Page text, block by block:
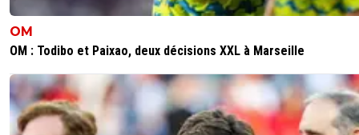
OM
OM : Todibo et Paixao, deux décisions XXL à Marseille